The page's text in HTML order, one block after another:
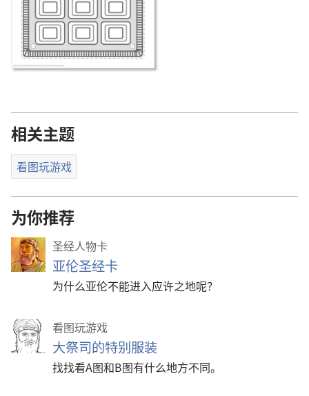
相关主题
看图玩游戏
为你推荐
圣经人物卡
亚伦圣经卡
为什么亚伦不能进入应许之地呢？
看图玩游戏
大祭司的特别服装
找找看A图和B图有什么地方不同。